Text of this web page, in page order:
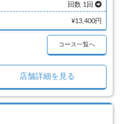
回数 1回
¥13,400円
コース一覧へ
店舗詳細を見る